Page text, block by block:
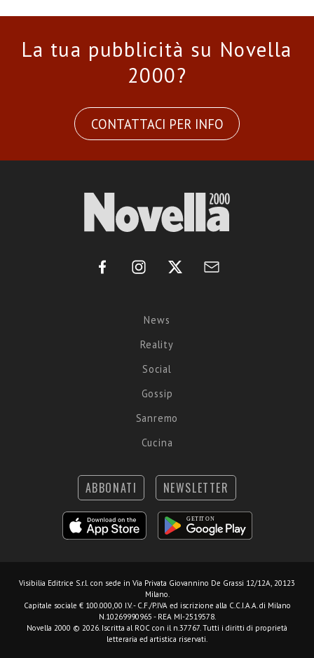
La tua pubblicità su Novella
2000?
CONTATTACI PER INFO
News
Reality
Social
Gossip
Sanremo
Cucina
ABBONATI NEWSLETTER
Visibilia Editrice S.r.l. con sede in Via Privata Giovannino De Grassi 12/12A, 20123
Milano.
Capitale sociale € 100.000,00 I.V. - C.F./P.IVA ed iscrizione alla C.C.I.A.A. di Milano
N.10269990965 - REA MI-2519578.
Novella 2000 © 2026. Iscritta al ROC con il n.37767. Tutti i diritti di proprietà
letteraria ed artistica riservati.